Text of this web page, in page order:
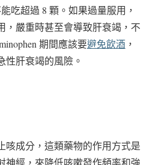
吃超過 8 顆。如果過量服用，
，嚴重時甚至會導致肝衰竭，不
期間應該要避免飲酒 ，
性肝衰竭的風險。
咳成分，這類藥物的作用方式是
神經，來降低咳嗽發作頻率和強